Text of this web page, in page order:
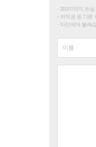
200자까지 쓰실
저작권 등 다른
타인에게 불쾌